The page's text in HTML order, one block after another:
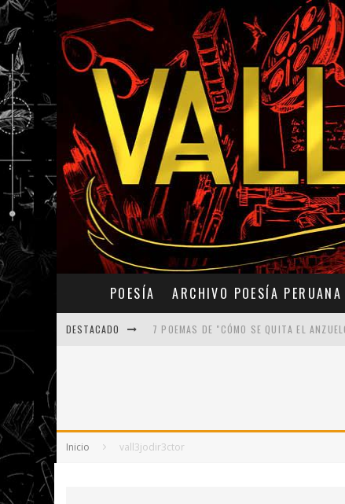
POESÍA ARCHIVO POESÍA PERUANA
DESTACADO
SOBRE "PROSAS MINÚSCULAS" (2025),
Inicio vall3jodir3ctor